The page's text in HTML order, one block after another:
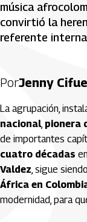
música
convirtió la
referente
PorJenny
La agrupación,
nacional, pionera
de importantes
cuatro décadas
Valdez, sigue
África en
modernidad, para